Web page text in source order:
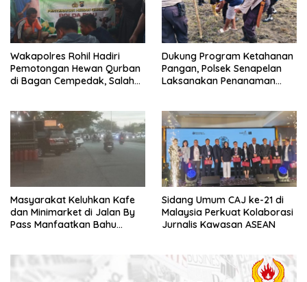
Wakapolres Rohil Hadiri
Pemotongan Hewan Qurban
di Bagan Cempedak, Salah
Dukung Program Ketahanan
Pangan, Polsek Senapelan
Laksanakan Penanaman
Masyarakat Keluhkan Kafe
dan Minimarket di Jalan By
Pass Manfaatkan Bahu
Sidang Umum CAJ ke-21 di
Malaysia Perkuat Kolaborasi
Jurnalis Kawasan ASEAN